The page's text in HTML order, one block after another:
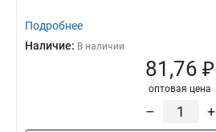
Подробнее
Наличие: В наличии
81,76 ₽
оптовая цена
– +